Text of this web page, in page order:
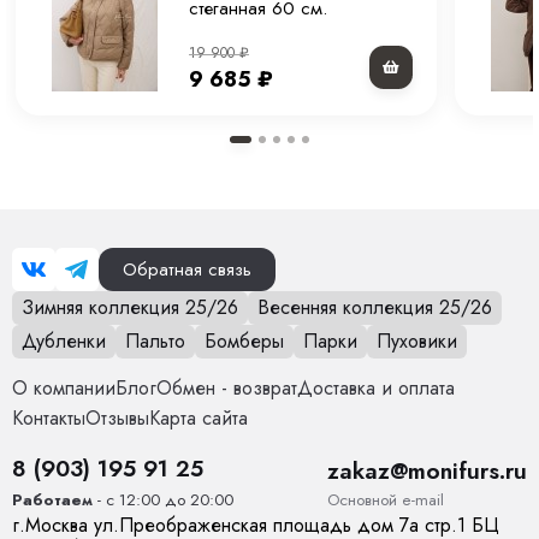
Страна производства Китай
Длина изделия 70 см
Опции опушки Нет
Температурный режим от 0 до +15
Декоративные элементы Карманы, Воротник
Тип карманов
стеганная 60 см.
19 900₽
9 685 ₽
Обратная связь
Зимняя коллекция 25/26
Весенняя коллекция 25/26
Дубленки
Пальто Бомберы Парки
Пуховики
О компанииБлогОбмен - возвратДоставка и оплата
КонтактыОтзывыКарта сайта
8 (903) 195 91 25
Работаем - с 12:00 до 20:00
zakaz@monifurs.ru
Основной е-mail
г.Москва ул.Преображенская площадь дом 7а стр.1 БЦ